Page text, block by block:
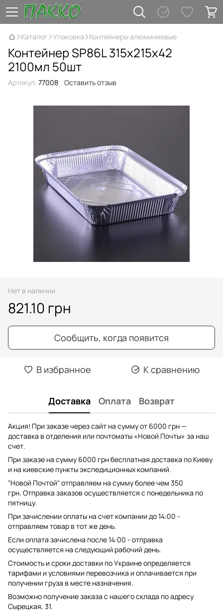
Каталог Упаковка Контейнеры алюминиевые
Контейнер SP86L 315х215х42
2100мл 50шт
Артикул: 77008 Оставить отзыв
Нет в наличии
821.10 грн
Сообщить, когда появится
В избранное К сравнению
Доставка Оплата Возврат
Акция! При заказе через сайт на сумму от 6000 грн —
доставка в отделения или почтоматы «Новой Почты» за наш
счет.
При заказе на сумму 6000 грн бесплатная доставка по Киеву
и на киевские пункты экспедиционных компаний.
"Новой Почтой" отправляем на сумму более чем 350
грн. Отправка заказов осуществляется с понедельника по
пятницу.
При зачислении оплаты на счет компании до 14:00 -
отправляем товар в тот же день.
Если оплата зачислена после 14:00 - отправка
осуществляется на следующий рабочий день.
Стоимость и сроки доставки по Украине определяется
тарифами и условиями перевозчика и оплачивается при
получении груза в месте назначения.
Возможно получение заказа с нашего склада по адресу
Сырецкая, 31.